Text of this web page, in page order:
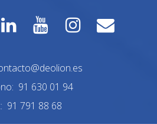
91 630 01 94
91 791 88 68